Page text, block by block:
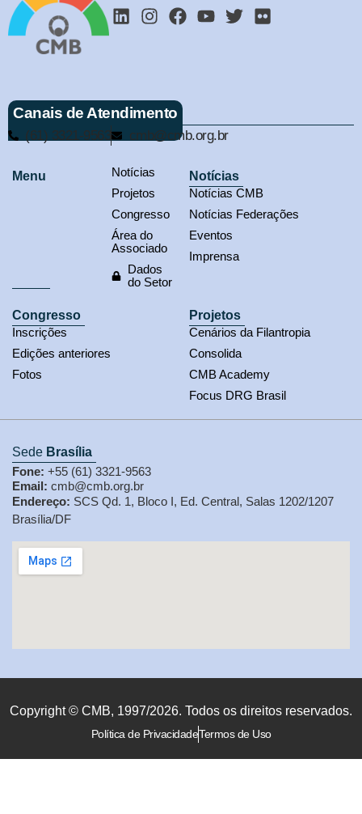
Canais de Atendimento
(61) 3321-9563 cmb@cmb.org.br
Menu
Notícias
Projetos
Congresso
Área do
Associado
Dados
do Setor
Notícias
Notícias CMB
Notícias Federações
Eventos
Imprensa
Congresso
Inscrições
Edições anteriores
Fotos
Projetos
Cenários da Filantropia
Consolida
CMB Academy
Focus DRG Brasil
Sede Brasília
Fone: +55 (61) 3321-9563
Email: cmb@cmb.org.br
Endereço: SCS Qd. 1, Bloco I, Ed. Central, Salas 1202/1207
Brasília/DF
Copyright © CMB, 1997/2026. Todos os direitos reservados.
Política de PrivacidadeTermos de Uso